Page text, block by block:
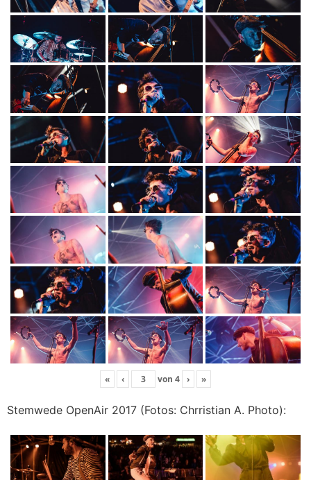
« ‹ von 4 › »
Stemwede OpenAir 2017 (Fotos: Chrristian A. Photo):